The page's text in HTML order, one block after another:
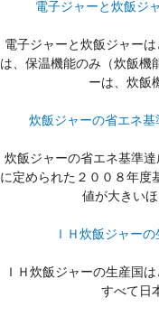
電子ジャーと炊飯ジ
電子ジャーと炊飯ジャー
は、保温機能のみ（炊飯機
ーは、炊飯
炊飯ジャーの省エネ
炊飯ジャーの省エネ基準
に定められた２００８年度
値が大きい
ＩＨ炊飯ジャー
ＩＨ炊飯ジャーの生産国
すべて日